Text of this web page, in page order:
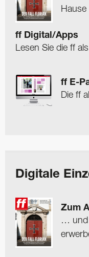
Hause
ff Digital/Apps
Lesen Sie die ff
ff E-
Die ff
Digitale
Zum
… und